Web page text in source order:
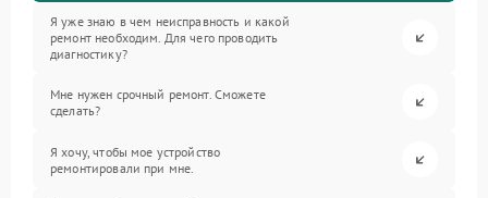
Я уже знаю в чем неисправность и какой
ремонт необходим. Для чего проводить
диагностику?
Мне нужен срочный ремонт. Сможете
сделать?
Я хочу, чтобы мое устройство
ремонтировали при мне.